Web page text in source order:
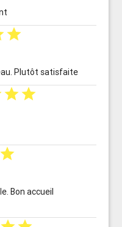
star
Plutôt satisfaite
starstar
star
Bon accueil